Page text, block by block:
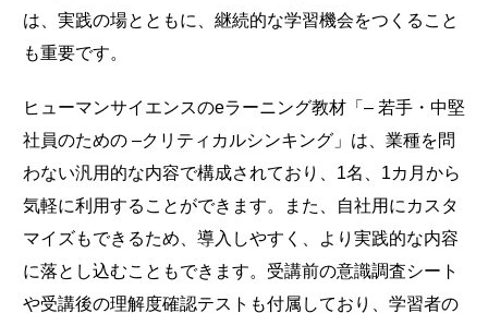
は、実践の場とともに、継続的な学習機会をつくること
も重要です。
ヒューマンサイエンスのeラーニング教材「– 若手・中堅
社員のための –クリティカルシンキング」は、業種を問
わない汎用的な内容で構成されており、1名、1カ月から
気軽に利用することができます。また、自社用にカスタ
マイズもできるため、導入しやすく、より実践的な内容
に落とし込むこともできます。受講前の意識調査シート
や受講後の理解度確認テストも付属しており、学習者の